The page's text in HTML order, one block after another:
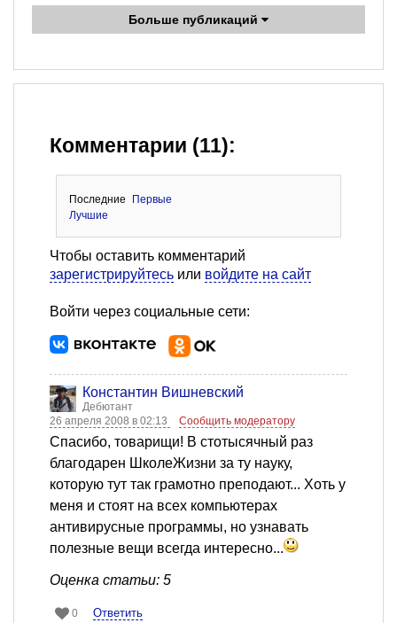
Больше публикаций
Комментарии (11):
Последние
Первые
Лучшие
Чтобы оставить комментарий
зарегистрируйтесь или войдите на сайт
Войти через социальные сети:
Константин Вишневский
Дебютант
26 апреля 2008 в 02:13
Сообщить модератору
Спасибо, товарищи! В стотысячный раз
благодарен ШколеЖизни за ту науку,
которую тут так грамотно преподают... Хоть у
меня и стоят на всех компьютерах
антивирусные программы, но узнавать
полезные вещи всегда интересно...
Оценка статьи: 5
0 Ответить